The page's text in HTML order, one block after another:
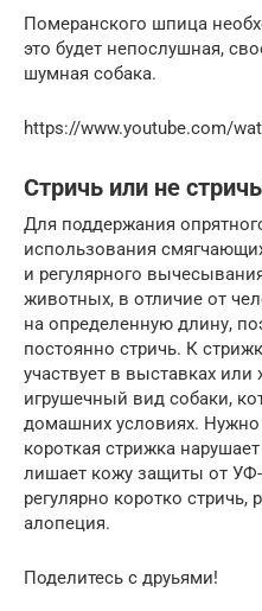
Померанского шпица
это будет непослушная,
шумная собака.
https://www.youtube.com/
Стричь или не
Для поддержания
использования
и регулярного
животных, в отличие от
на определенную длину,
постоянно стричь. К
участвует в выставках или
игрушечный вид собаки,
домашних условиях.
короткая стрижка
лишает кожу защиты от
регулярно коротко стричь,
алопеция.
Поделитесь с друьями!